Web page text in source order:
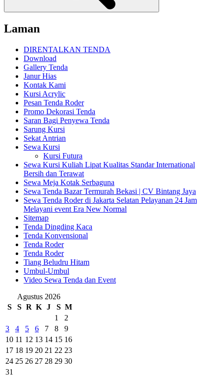
Laman
DIRENTALKAN TENDA
Download
Gallery Tenda
Janur Hias
Kontak Kami
Kursi Acrylic
Pesan Tenda Roder
Promo Dekorasi Tenda
Saran Bagi Penyewa Tenda
Sarung Kursi
Sekat Antrian
Sewa Kursi
Kursi Futura
Sewa Kursi Kuliah Lipat Kualitas Standar International
Bersih dan Terawat
Sewa Meja Kotak Serbaguna
Sewa Tenda Bazar Termurah Bekasi | CV Bintang Jaya
Sewa Tenda Roder di Jakarta Selatan Pelayanan 24 Jam
Melayani event Era New Normal
Sitemap
Tenda Dingding Kaca
Tenda Konvensional
Tenda Roder
Tenda Roder
Tiang Beludru Hitam
Umbul-Umbul
Video Sewa Tenda dan Event
Agustus 2026
S
S R K J S M
1
2
3
4 5 6 7 8
9
10 11 12 13 14 15 16
17 18 19 20 21 22 23
24 25 26 27 28 29 30
31